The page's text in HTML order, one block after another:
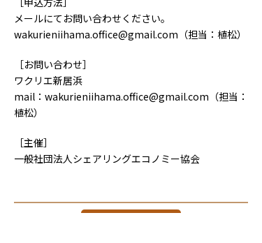
メールにてお問い合わせください。
wakurieniihama.office@gmail.com （担当：植松）
［お問い合わせ］
ワクリエ新居浜
mail： wakurieniihama.office@gmail.com （担当：
植松）
［主催］
一般社団法人シェアリングエコノミー協会